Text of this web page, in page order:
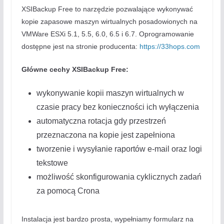
XSIBackup Free to narzędzie pozwalające wykonywać
kopie zapasowe maszyn wirtualnych posadowionych na
VMWare ESXi 5.1, 5.5, 6.0, 6.5 i 6.7. Oprogramowanie
dostępne jest na stronie producenta: https://33hops.com
Główne cechy XSIBackup Free:
wykonywanie kopii maszyn wirtualnych w
czasie pracy bez konieczności ich wyłączenia
automatyczna rotacja gdy przestrzeń
przeznaczona na kopie jest zapełniona
tworzenie i wysyłanie raportów e-mail oraz logi
tekstowe
możliwość skonfigurowania cyklicznych zadań
za pomocą Crona
Instalacja jest bardzo prosta, wypełniamy formularz na